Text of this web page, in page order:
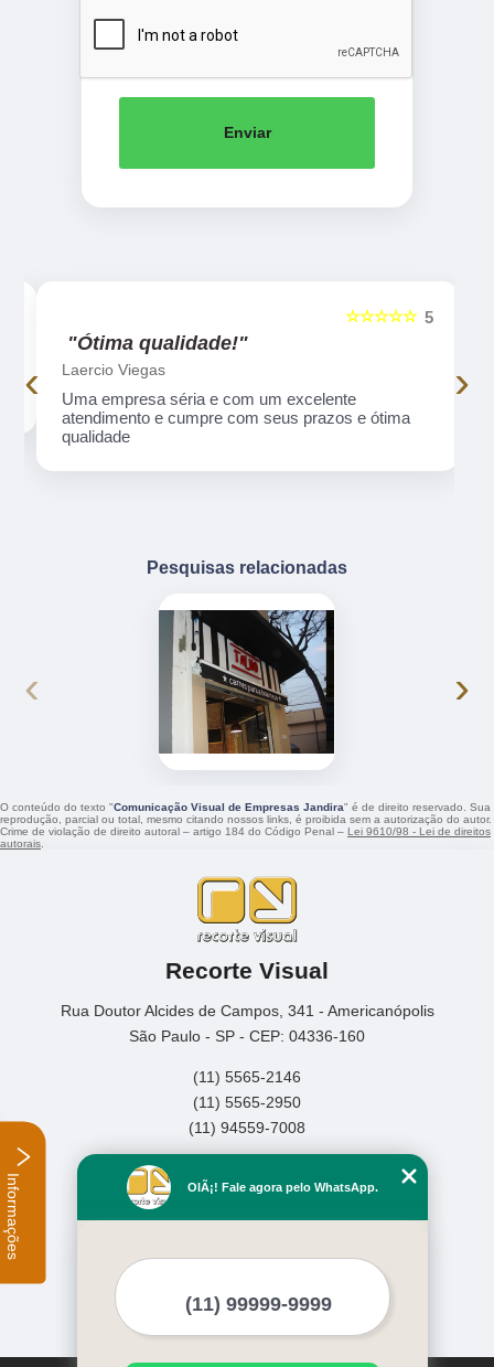
Enviar
5
☆☆☆☆☆
"Ótima qualidade!"
Laercio Viegas
Uma empresa séria e com um excelente
atendimento e cumpre com seus prazos e ótima
qualidade
‹ ›
Pesquisas relacionadas
‹ ›
O conteúdo do texto "Comunicação Visual de Empresas Jandira" é de direito reservado. Sua
reprodução, parcial ou total, mesmo citando nossos links, é proibida sem a autorização do autor.
Crime de violação de direito autoral – artigo 184 do Código Penal – Lei 9610/98 - Lei de direitos
autorais
Recorte Visual
Rua Doutor Alcides de Campos, 341 - Americanópolis
São Paulo - SP - CEP: 04336-160
(11) 5565-2146
(11) 5565-2950
(11) 94559-7008
Empresa
Missão
Mapa do site
OlÃ¡! Fale agora pelo WhatsApp.
Informações